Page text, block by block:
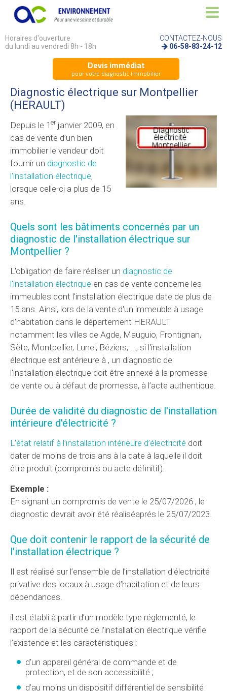
Horaires d'ouverture
du lundi au vendredi 8h - 18h
CONTACTEZ-NOUS
06-58-83-24-12
Devis immédiat
pour votre diagnostic immobilier
Diagnostic électrique sur Montpellier
(HERAULT)
Depuis le 1 erjanvier 2009, en
cas de vente d’un bien
immobilier le vendeur doit
fournir un diagnostic de
l'installation électrique,
lorsque celle-ci a plus de 15
ans.
Quels sont les bâtiments concernés par un
diagnostic de l'installation électrique sur
Montpellier ?
L'obligation de faire réaliser un diagnostic de
l'installation électrique en cas de vente concerne les
immeubles dont l'installation électrique date de plus de
15 ans. Ainsi, lors de la vente d'un immeuble à usage
d'habitation dans le département HERAULT
notamment les villes de Agde, Mauguio, Frontignan,
Sète, Montpellier, Lunel, Béziers, ..., si l'installation
électrique est antérieure à , un diagnostic de
l'installation électrique doit être annexé à la promesse
de vente ou à défaut de promesse, à l’acte authentique.
Durée de validité du diagnostic de l'installation
intérieure d'électricité ?
L'état relatif à l’installation intérieure d’électricité doit
dater de moins de trois ans à la date à laquelle il doit
être produit (compromis ou acte définitif).
Exemple :
En signant un compromis de vente le 25/07/2026 , le
diagnostic devrait avoir été réaliséaprés le 25/07/2023.
Que doit contenir le rapport de la sécurité de
l'installation électrique ?
Il est réalisé sur l’ensemble de l’installation d'électricité
privative des locaux à usage d’habitation et de leurs
dépendances.
il est établi à partir d’un modèle type réglementé, le
rapport de la sécurité de l'installation électrique vérifie
l’existence et les caractéristiques :
d’un appareil général de commande et de
protection, et de son accessibilité ;
d’au moins un dispositif différentiel de sensibilité